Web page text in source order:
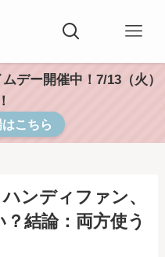
デー開催中！7/13（火）
こちら
ンディファン、
結論：両方使う